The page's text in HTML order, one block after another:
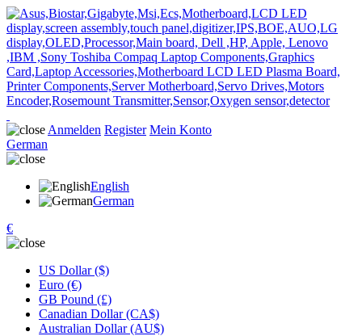
Anmelden Register Mein Konto
German
English
German
€
US Dollar ($)
Euro (€)
GB Pound (£)
Canadian Dollar (CA$)
Australian Dollar (AU$)